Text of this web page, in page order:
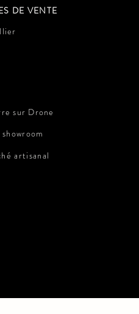
DE VENTE
sur Drone
artisanal